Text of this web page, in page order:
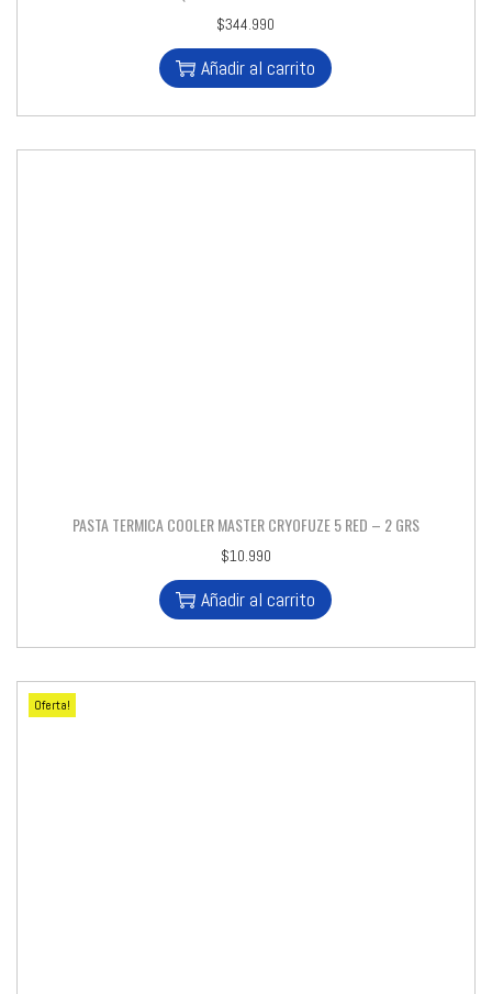
$344.990
Añadir al carrito
PASTA TERMICA COOLER MASTER CRYOFUZE 5 RED – 2 GRS
$10.990
Añadir al carrito
Oferta!